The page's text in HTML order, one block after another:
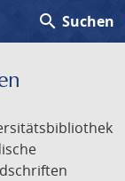
search Suchen